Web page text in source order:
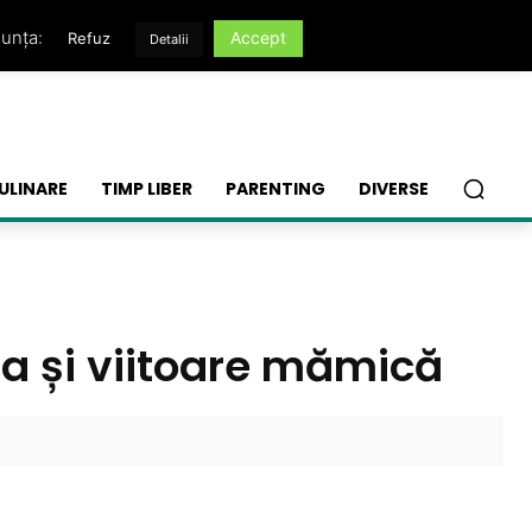
TIMP LIBER PARENTING DIVERSE
și viitoare mămică
Refuz Detalii Accept